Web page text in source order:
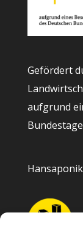
Gefördert
aufgrund